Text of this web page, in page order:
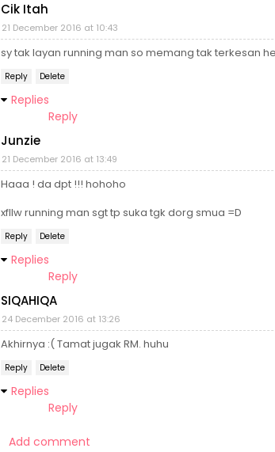
Cik Itah
21 December 2016 at 10:43
sy tak layan running man so memang tak terkesan
Reply Delete
Replies
Reply
Junzie
21 December 2016 at 13:49
Haaa ! da dpt !!! hohoho
xfllw running man sgt tp suka tgk dorg smua =D
Reply Delete
Replies
Reply
SIQAHIQA
24 December 2016 at 13:26
Akhirnya :( Tamat jugak RM. huhu
Reply Delete
Replies
Reply
Add comment